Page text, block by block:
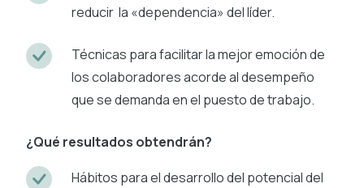
reducir la «dependencia» del líder.
Técnicas para facilitar la mejor emoción de
los colaboradores acorde al desempeño
que se demanda en el puesto de trabajo.
¿Qué resultados obtendrán?
Hábitos para el desarrollo del potencial del